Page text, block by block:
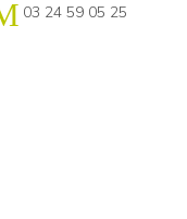
03 24 59 05 25